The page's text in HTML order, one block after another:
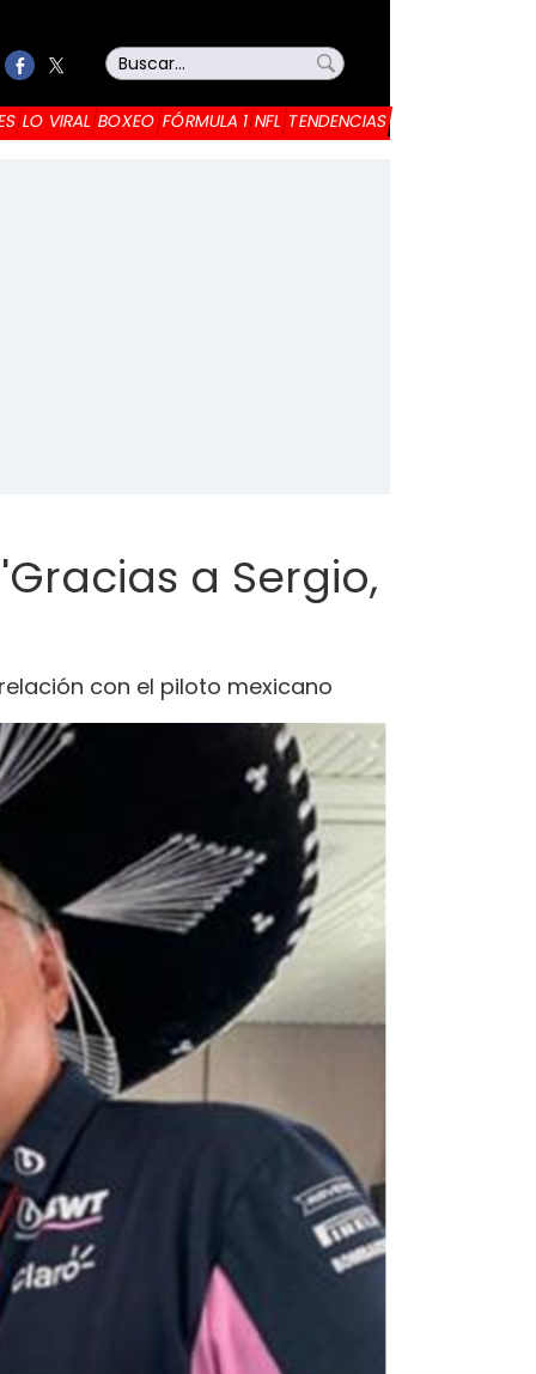
LO VIRAL BOXEO FÓRMULA 1 NFL TENDENCIAS
a Sergio,
con el piloto mexicano